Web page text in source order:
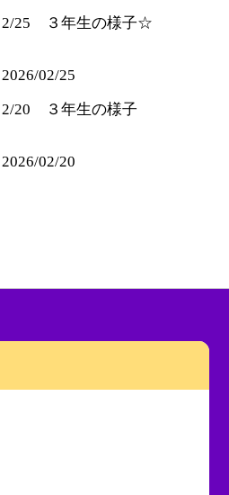
2/25 ３年生の様子☆
2026/02/25
2/20 ３年生の様子
2026/02/20